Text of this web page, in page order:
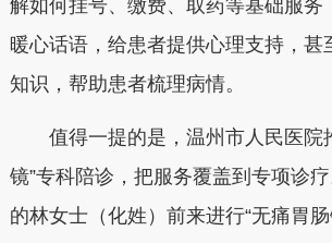
解如何挂号、缴费、取药等基础服务
暖心话语，给患者提供心理支持，甚
知识，帮助患者梳理病情。
值得一提的是，温州市人民医院
镜”专科陪诊，把服务覆盖到专项诊
的林女士（化姓）前来进行“无痛胃